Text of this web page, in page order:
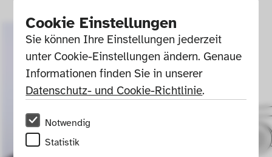
Cookie Einstellungen
Sie können Ihre Einstellungen jederzeit
unter Cookie-Einstellungen ändern. Genaue
Informationen finden Sie in unserer
Datenschutz- und Cookie-Richtlinie.
Notwendig
Statistik